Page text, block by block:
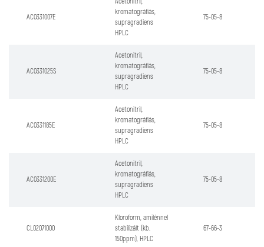
AC0331007E
kromatográfiás,
supragradiens
HPLC
75-05-8
AC0331025S
Acetonitril,
kromatográfiás,
supragradiens
HPLC
75-05-8
AC0331185E
Acetonitril,
kromatográfiás,
supragradiens
HPLC
75-05-8
AC0331200E
Acetonitril,
kromatográfiás,
supragradiens
HPLC
75-05-8
CL02071000
Kloroform, amilénnel
stabilizált (kb.
150ppm), HPLC
67-66-3